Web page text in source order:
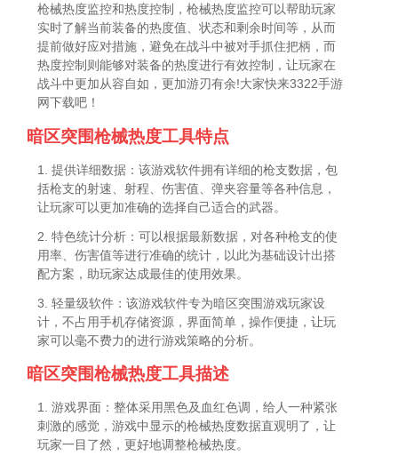
枪械热度监控和热度控制，枪械热度监控可以帮助玩家
实时了解当前装备的热度值、状态和剩余时间等，从而
提前做好应对措施，避免在战斗中被对手抓住把柄，而
热度控制则能够对装备的热度进行有效控制，让玩家在
战斗中更加从容自如，更加游刃有余!大家快来3322手游
网下载吧！
暗区突围枪械热度工具特点
1. 提供详细数据：该游戏软件拥有详细的枪支数据，包
括枪支的射速、射程、伤害值、弹夹容量等各种信息，
让玩家可以更加准确的选择自己适合的武器。
2. 特色统计分析：可以根据最新数据，对各种枪支的使
用率、伤害值等进行准确的统计，以此为基础设计出搭
配方案，助玩家达成最佳的使用效果。
3. 轻量级软件：该游戏软件专为暗区突围游戏玩家设
计，不占用手机存储资源，界面简单，操作便捷，让玩
家可以毫不费力的进行游戏策略的分析。
暗区突围枪械热度工具描述
1. 游戏界面：整体采用黑色及血红色调，给人一种紧张
刺激的感觉，游戏中显示的枪械热度数据直观明了，让
玩家一目了然，更好地调整枪械热度。